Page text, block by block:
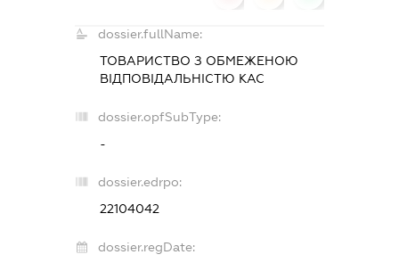
dossier.fullName:
ТОВАРИСТВО З ОБМЕЖЕНОЮ
ВІДПОВІДАЛЬНІСТЮ КАС
dossier.opfSubType:
-
dossier.edrpo:
22104042
dossier.regDate: